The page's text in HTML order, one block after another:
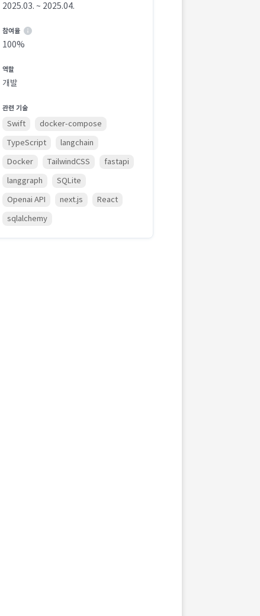
2025.03. ~ 2025.04.
참여율
100%
역할
개발
관련 기술
Swift
docker-compose
TypeScript
langchain
Docker
TailwindCSS
fastapi
langgraph
SQLite
Openai API
next.js
React
sqlalchemy